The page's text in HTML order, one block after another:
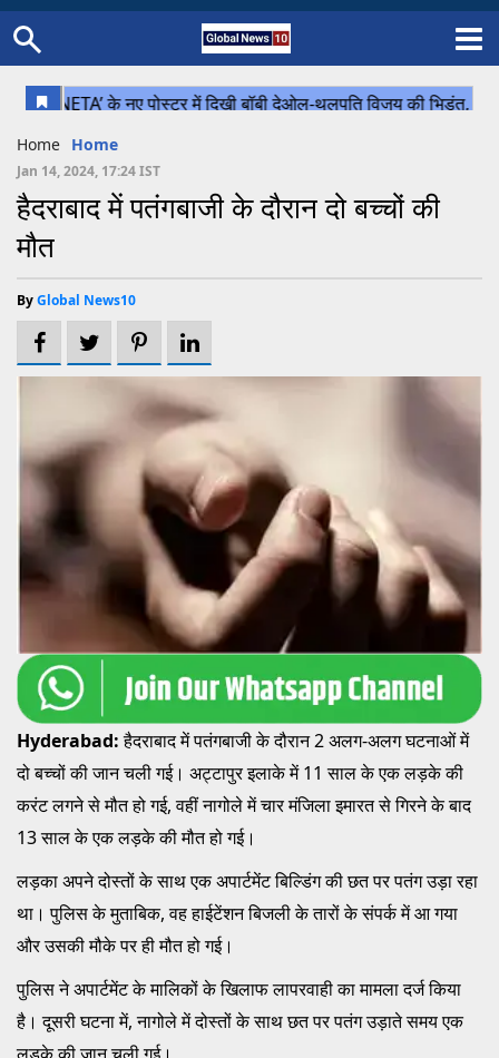
Uttar Pradesh
Chhattisgarh
Bihar
Cricket
Football
Home Home
Jan 14, 2024, 17:24 IST
हैदराबाद में पतंगबाजी के दौरान दो बच्चों की
मौत
ByGlobal News10
Hyderabad:हैदराबाद में पतंगबाजी के दौरान 2 अलग-अलग घटनाओं में
दो बच्चों की जान चली गई। अट्टापुर इलाके में 11 साल के एक लड़के की
करंट लगने से मौत हो गई, वहीं नागोले में चार मंजिला इमारत से गिरने के बाद
13 साल के एक लड़के की मौत हो गई।
लड़का अपने दोस्तों के साथ एक अपार्टमेंट बिल्डिंग की छत पर पतंग उड़ा रहा
था। पुलिस के मुताबिक, वह हाईटेंशन बिजली के तारों के संपर्क में आ गया
और उसकी मौके पर ही मौत हो गई।
पुलिस ने अपार्टमेंट के मालिकों के खिलाफ लापरवाही का मामला दर्ज किया
है। दूसरी घटना में, नागोले में दोस्तों के साथ छत पर पतंग उड़ाते समय एक